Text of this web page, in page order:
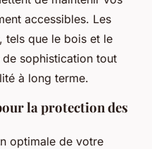
accessibles. Les
tels que le bois et le
sophistication tout
à long terme.
la protection des
optimale de votre